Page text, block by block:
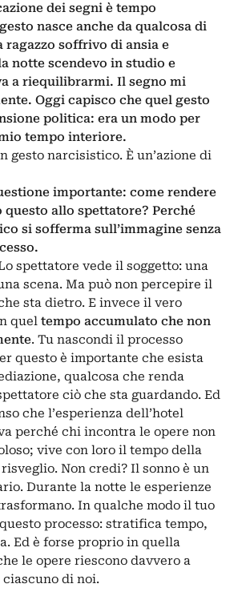
dei segni è tempo
nasce anche da qualcosa di
ragazzo soffrivo di ansia e
notte scendevo in studio e
a riequilibrarmi. Il segno mi
Oggi capisco che quel gesto
politica: era un modo per
tempo interiore.
gesto narcisistico. È un’azione di
importante: come rendere
allo spettatore? Perché
si sofferma sull’immagine senza
spettatore vede il soggetto: una
scena. Ma può non percepire il
sta dietro. E invece il vero
quel tempo accumulato che non
. Tu nascondi il processo
questo è importante che esista
qualcosa che renda
ciò che sta guardando. Ed
che l’esperienza dell’hotel
perché chi incontra le opere non
vive con loro il tempo della
Non credi? Il sonno è un
Durante la notte le esperienze
In qualche modo il tuo
processo: stratifica tempo,
Ed è forse proprio in quella
le opere riescono davvero a
di noi.